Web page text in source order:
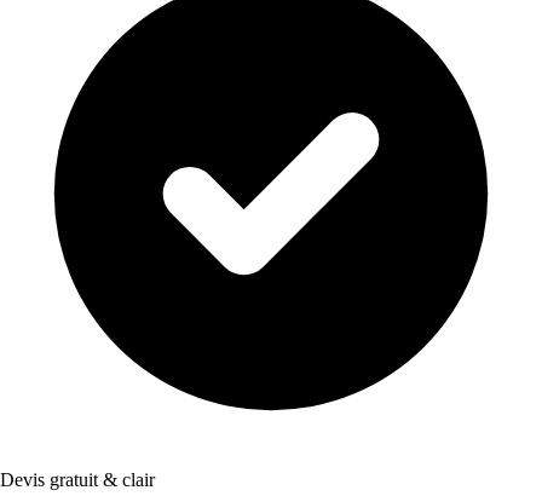
Devis gratuit & clair